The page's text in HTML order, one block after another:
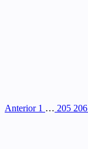
Anterior 1 … 205 206